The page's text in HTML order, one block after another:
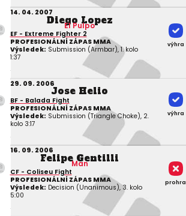
14. 04. 2007
Diego Lopez
El Pulpo
EF - Extreme Fighter 2
PROFESIONÁLNÍ ZÁPAS MMA
Výsledek: Submission (Armbar), 1. kolo
1:37
výhra
29. 09. 2006
Jose Helio
BF - Balada Fight
PROFESIONÁLNÍ ZÁPAS MMA
Výsledek: Submission (Triangle Choke), 2.
kolo 3:17
výhra
16. 09. 2006
Felipe Gentilli
Man
CF - Coliseu Fight
PROFESIONÁLNÍ ZÁPAS MMA
Výsledek: Decision (Unanimous), 3. kolo
5:00
prohra